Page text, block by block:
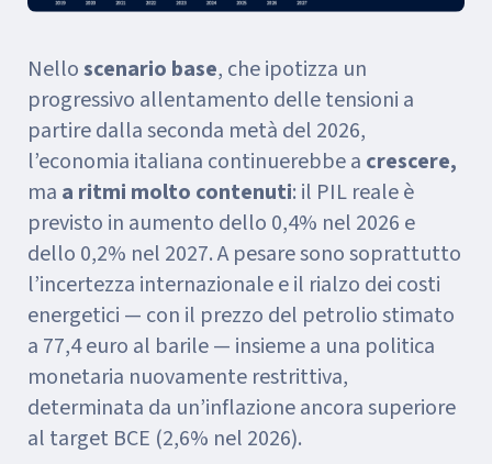
Nelloscenario base, che ipotizza un
progressivo allentamento delle tensioni a
partire dalla seconda metà del 2026,
l’economia italiana continuerebbe a crescere,
ma a ritmi molto contenuti: il PIL reale è
previsto in aumento dello 0,4% nel 2026 e
dello 0,2% nel 2027. A pesare sono soprattutto
l’incertezza internazionale e il rialzo dei costi
energetici — con il prezzo del petrolio stimato
a 77,4 euro al barile — insieme a una politica
monetaria nuovamente restrittiva,
determinata da un’inflazione ancora superiore
al target BCE (2,6% nel 2026).